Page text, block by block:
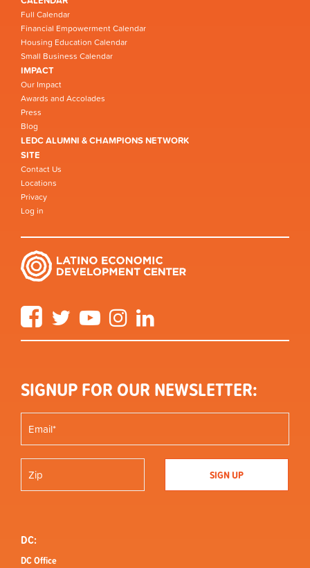
Full Calendar
Financial Empowerment Calendar
Housing Education Calendar
Small Business Calendar
IMPACT
Our Impact
Awards and Accolades
Press
Blog
LEDC ALUMNI & CHAMPIONS NETWORK
SITE
Contact Us
Locations
Privacy
Log in
FacebookTwitter YouTube Instagram
SIGNUP FOR OUR NEWSLETTER:
DC:
DC Office